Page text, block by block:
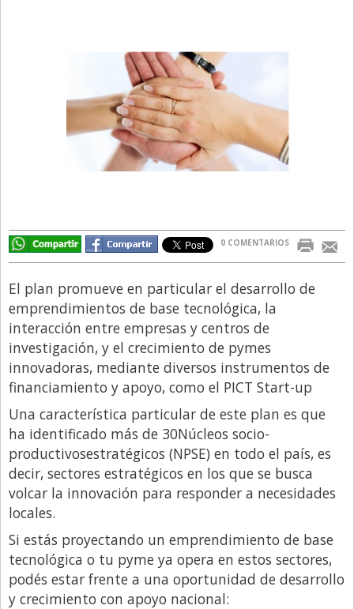
El Precio Que Yo Ví
Entrevista Exclusiva
Gastronomia
Internacionales
La Opinión del Director
Legales
Libro de Quejas
Medios
Millonarios
Minuto Lanzamiento
Negocios
Opinion
País
Política
Publicidad y Marketing
Real Estate y Propiedades
0 COMENTARIOS
El plan promueve en particular el desarrollo de
emprendimientos de base tecnológica, la
interacción entre empresas y centros de
investigación, y el crecimiento de pymes
innovadoras, mediante diversos instrumentos de
financiamiento y apoyo, como el PICT Start-up
Una característica particular de este plan es que
ha identificado más de 30Núcleos socio-
productivosestratégicos (NPSE) en todo el país, es
decir, sectores estratégicos en los que se busca
volcar la innovación para responder a necesidades
locales.
Si estás proyectando un emprendimiento de base
tecnológica o tu pyme ya opera en estos sectores,
podés estar frente a una oportunidad de desarrollo
y crecimiento con apoyo nacional: